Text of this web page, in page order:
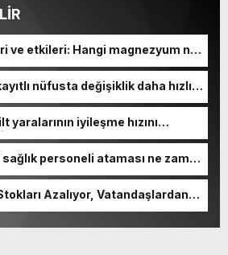
ve etkileri: Hangi magnezyum ne
nüfusta değişiklik daha hızlı
iyileşme hızını
canlılık katıyor!
personeli ataması ne zaman
Azalıyor, Vatandaşlardan